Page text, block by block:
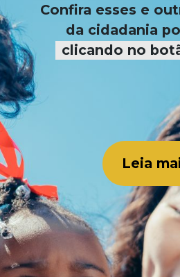
Leia
Confira esses e
da cidadania
clicando no